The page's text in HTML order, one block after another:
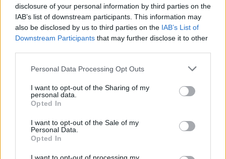
disclosure of your personal information by third parties on the
IAB’s list of downstream participants. This information may
also be disclosed by us to third parties on the IAB’s List of
Downstream Participants that may further disclose it to other
Personal Data Processing Opt Outs
I want to opt-out of the Sharing of my
personal data.
Opted In
I want to opt-out of the Sale of my
Personal Data.
Opted In